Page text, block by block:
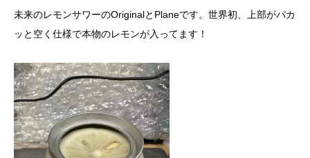
未来のレモンサワーのOriginalとPlaneです。世界初、上部がパカ
ッと空く仕様で本物のレモンが入ってます！